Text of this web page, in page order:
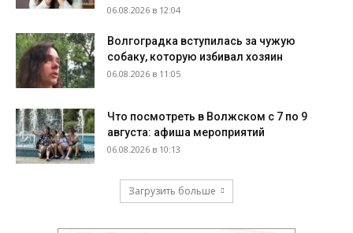
06.08.2026 в 12:04
Волгоградка вступилась за чужую
собаку, которую избивал хозяин
06.08.2026 в 11:05
Что посмотреть в Волжском с 7 по 9
августа: афиша мероприятий
06.08.2026 в 10:13
Загрузить больше